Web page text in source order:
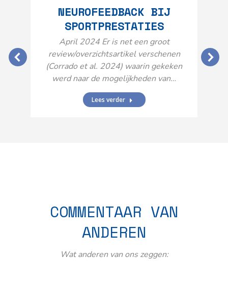
NEUROFEEDBACK BIJ
SPORTPRESTATIES
April 2024 Er is net een groot
review/overzichtsartikel verschenen
(Corrado et al. 2024) waarin gekeken
werd naar de mogelijkheden van…
Lees verder
COMMENTAAR VAN
ANDEREN
Wat anderen van ons zeggen: